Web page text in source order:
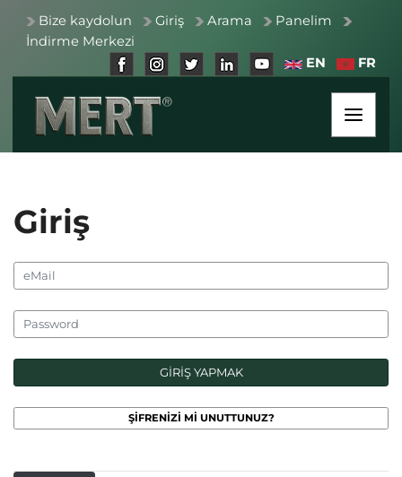
Bize kaydolun Giriş Arama
Panelim
İndirme Merkezi
EN
FR
Giriş